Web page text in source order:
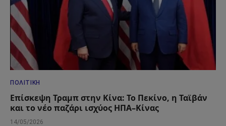
ΠΟΛΙΤΙΚΉ
Επίσκεψη Τραμπ στην Κίνα: Το Πεκίνο, η Ταϊβάν
και το νέο παζάρι ισχύος ΗΠΑ–Κίνας
14/05/2026